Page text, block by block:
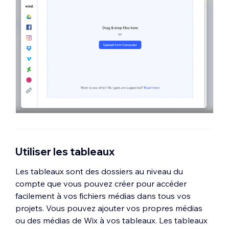
Sélectionnez les fichiers que vous
souhaitez importer.
Cliquez sur
Importer la sélection
Utiliser les tableaux
Les tableaux sont des dossiers au niveau du
compte que vous pouvez créer pour accéder
facilement à vos fichiers médias dans tous vos
projets. Vous pouvez ajouter vos propres médias
ou des médias de Wix à vos tableaux. Les tableaux